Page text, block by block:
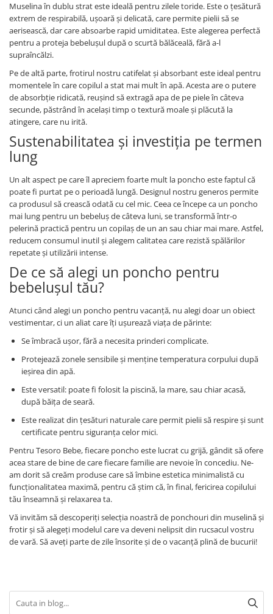
Muselina în dublu strat este ideală pentru zilele toride. Este o țesătură
extrem de respirabilă, ușoară și delicată, care permite pielii să se
aerisească, dar care absoarbe rapid umiditatea. Este alegerea perfectă
pentru a proteja bebelușul după o scurtă bălăceală, fără a-l
supraîncălzi.
Pe de altă parte, frotirul nostru catifelat și absorbant este ideal pentru
momentele în care copilul a stat mai mult în apă. Acesta are o putere
de absorbție ridicată, reușind să extragă apa de pe piele în câteva
secunde, păstrând în același timp o textură moale și plăcută la
atingere, care nu irită.
Sustenabilitatea și investiția pe termen
lung
Un alt aspect pe care îl apreciem foarte mult la poncho este faptul că
poate fi purtat pe o perioadă lungă. Designul nostru generos permite
ca produsul să crească odată cu cel mic. Ceea ce începe ca un poncho
mai lung pentru un bebeluș de câteva luni, se transformă într-o
pelerină practică pentru un copilaș de un an sau chiar mai mare. Astfel,
reducem consumul inutil și alegem calitatea care rezistă spălărilor
repetate și utilizării intense.
De ce să alegi un poncho pentru
bebelușul tău?
Atunci când alegi un poncho pentru vacanță, nu alegi doar un obiect
vestimentar, ci un aliat care îți ușurează viața de părinte:
Se îmbracă ușor, fără a necesita prinderi complicate.
Protejează zonele sensibile și menține temperatura corpului după
ieșirea din apă.
Este versatil: poate fi folosit la piscină, la mare, sau chiar acasă,
după băița de seară.
Este realizat din țesături naturale care permit pielii să respire și sunt
certificate pentru siguranța celor mici.
Pentru Tesoro Bebe, fiecare poncho este lucrat cu grijă, gândit să ofere
acea stare de bine de care fiecare familie are nevoie în concediu. Ne-
am dorit să creăm produse care să îmbine estetica minimalistă cu
funcționalitatea maximă, pentru că știm că, în final, fericirea copilului
tău înseamnă și relaxarea ta.
Vă invităm să descoperiți selecția noastră de ponchouri din muselină și
frotir și să alegeți modelul care va deveni nelipsit din rucsacul vostru
de vară. Să aveți parte de zile însorite și de o vacanță plină de bucurii!